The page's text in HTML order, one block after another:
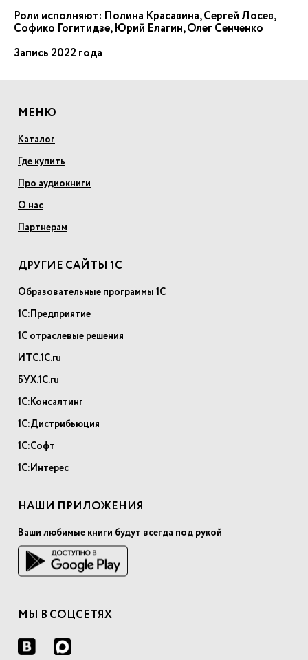
Роли исполняют: Полина Красавина, Сергей Лосев,
Софико Гогитидзе, Юрий Елагин, Олег Сенченко
Запись 2022 года
МЕНЮ
Каталог
Где купить
Про аудиокниги
О нас
Партнерам
ДРУГИЕ САЙТЫ 1С
Образовательные программы 1С
1С:Предприятие
1С отраслевые решения
ИТС.1С.ru
БУХ.1С.ru
1С:Консалтинг
1С:Дистрибьюция
1С:Софт
1С:Интерес
НАШИ ПРИЛОЖЕНИЯ
Ваши любимые книги будут всегда под рукой
МЫ В СОЦСЕТЯХ